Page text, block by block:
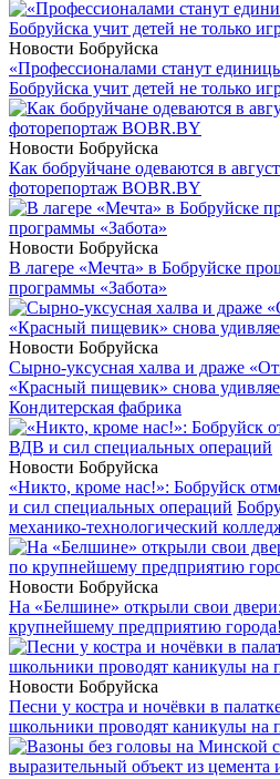
Новости Бобруйска
«Профессионалами станут
Бобруйска учит детей не только
Новости Бобруйска
Как бобруйчане одеваются в
фоторепортаж BOBR.BY
Новости Бобруйска
В лагере «Мечта» в Бобруйске
программы «Забота»
Новости Бобруйска
Сырно-уксусная халва и драже
«Красный пищевик» снова
Кондитерская фабрика
Новости Бобруйска
«Никто, кроме нас!»: Бобруйск
и сил специальных операций
механико-технологический
Новости Бобруйска
На «Белшине» открыли свои
крупнейшему предприятию
Новости Бобруйска
Песни у костра и ночёвки в
школьники проводят каникулы на